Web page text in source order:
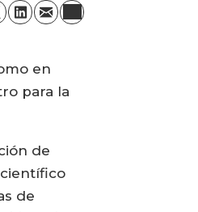
en
para la
de
de